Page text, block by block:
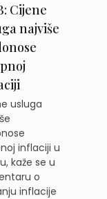
Cijene
najviše
usluga
inflaciji u
kaže se u
o
inflacije